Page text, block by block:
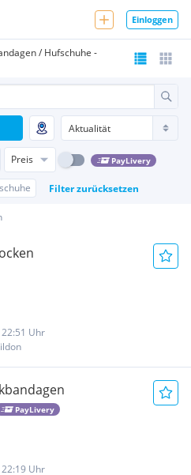
Einloggen
/ Hufschuhe -
Preis PayLivery
Filter zurücksetzen
Uhr
PayLivery
Uhr